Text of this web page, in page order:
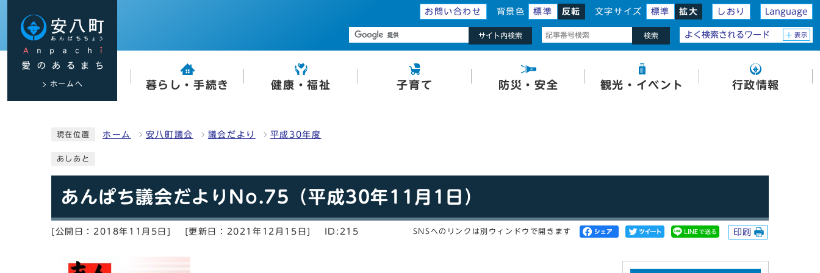
お問い合わせ 背景色 標準 反転 文字サイズ 標準 拡大 しおり Language
ホームへ
サイト内検索 検索 よく検索されるワード 表示
暮らし・手続き 健康・福祉 子育て 防災・安全 観光・イベント 行政情報
現在位置 ホーム 安八町議会 議会だより 平成30年度
あしあと
あんぱち議会だよりNo.75（平成30年11月1日）
[公開日：2018年11月5日] [更新日：2021年12月15日] ID:215 SNSへのリンクは別ウィンドウで開きます 印刷